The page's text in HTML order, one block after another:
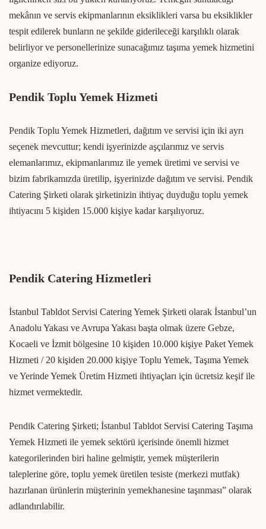
mekânın ve servis ekipmanlarının eksiklikleri varsa bu eksiklikler
tespit edilerek bunların ne şekilde giderileceği karşılıklı olarak
belirliyor ve personellerinize sunacağımız taşıma yemek hizmetini
organize ediyoruz.
Pendik Toplu Yemek Hizmeti
Pendik Toplu Yemek Hizmetleri, dağıtım ve servisi için iki ayrı
seçenek mevcuttur; kendi işyerinizde aşçılarımız ve servis
elemanlarımız, ekipmanlarımız ile yemek üretimi ve servisi ve
bizim fabrikamızda üretilip, işyerinizde dağıtım ve servisi. Pendik
Catering Şirketi olarak şirketinizin ihtiyaç duyduğu toplu yemek
ihtiyacını 5 kişiden 15.000 kişiye kadar karşılıyoruz.
Pendik Catering Hizmetleri
İstanbul Tabldot Servisi Catering Yemek Şirketi olarak İstanbul’un
Anadolu Yakası ve Avrupa Yakası başta olmak üzere Gebze,
Kocaeli ve İzmit bölgesine 10 kişiden 10.000 kişiye Paket Yemek
Hizmeti / 20 kişiden 20.000 kişiye Toplu Yemek, Taşıma Yemek
ve Yerinde Yemek Üretim Hizmeti ihtiyaçları için ücretsiz keşif ile
hizmet vermektedir.
Pendik Catering Şirketi; İstanbul Tabldot Servisi Catering Taşıma
Yemek Hizmeti ile yemek sektörü içerisinde önemli hizmet
kategorilerinden biri haline gelmiştir, yemek müşterilerin
taleplerine göre, toplu yemek üretilen tesiste (merkezi mutfak)
hazırlanan ürünlerin müşterinin yemekhanesine taşınması” olarak
adlandırılabilir.